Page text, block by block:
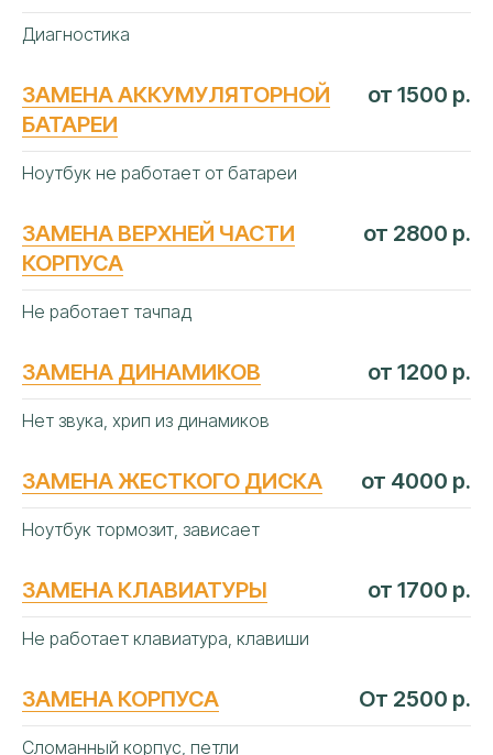
Диагностика
ЗАМЕНА АККУМУЛЯТОРНОЙ
БАТАРЕИ
от 1500 р.
Ноутбук не работает от батареи
ЗАМЕНА ВЕРХНЕЙ ЧАСТИ
КОРПУСА
от 2800 р.
Не работает тачпад
ЗАМЕНА ДИНАМИКОВ от 1200 р.
Нет звука, хрип из динамиков
ЗАМЕНА ЖЕСТКОГО ДИСКА от 4000 р.
Ноутбук тормозит, зависает
ЗАМЕНА КЛАВИАТУРЫ от 1700 р.
Не работает клавиатура, клавиши
ЗАМЕНА КОРПУСА От 2500 р.
Сломанный корпус, петли